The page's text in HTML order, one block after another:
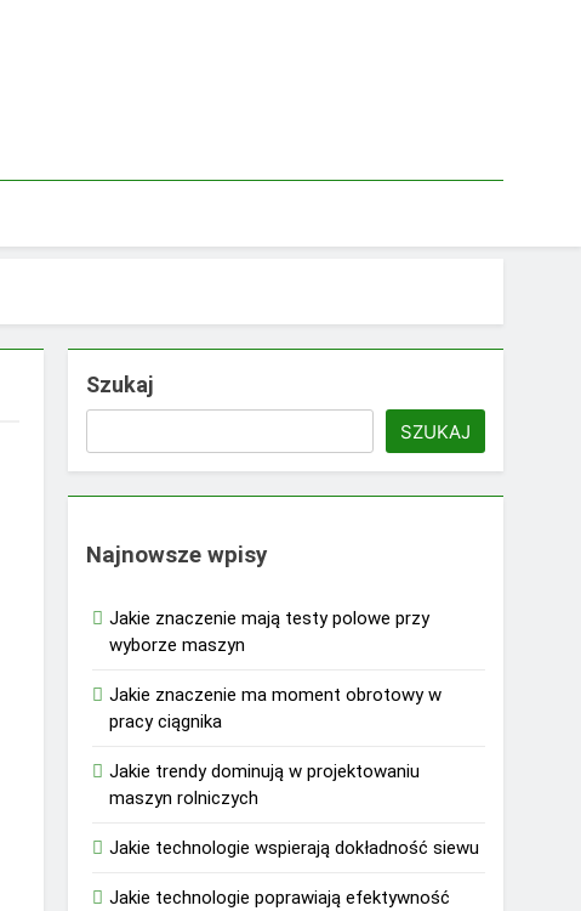
Szukaj
SZUKAJ
Najnowsze wpisy
Jakie znaczenie mają testy polowe przy
wyborze maszyn
Jakie znaczenie ma moment obrotowy w
pracy ciągnika
Jakie trendy dominują w projektowaniu
maszyn rolniczych
Jakie technologie wspierają dokładność siewu
Jakie technologie poprawiają efektywność